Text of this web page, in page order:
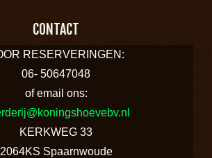
CONTACT
RESERVERINGEN:
06- 50647048
of email ons:
KERKWEG 33
2064KS Spaarnwoude